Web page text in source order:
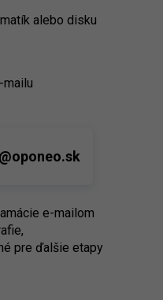
alebo disku
e-mailom
pre ďalšie etapy